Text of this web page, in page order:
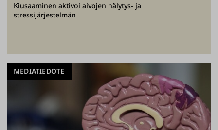
Kiusaaminen aktivoi aivojen hälytys- ja
stressijärjestelmän
MEDIATIEDOTE